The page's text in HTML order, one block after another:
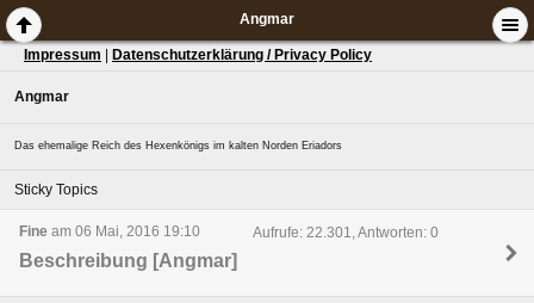
Angmar
Impressum Datenschutzerklärung / Privacy Policy
Angmar
Das ehemalige Reich des Hexenkönigs im kalten Norden Eriadors
Sticky Topics
Fine am 06 Mai, 2016 19:10 Aufrufe: 22.301, Antworten: 0
Beschreibung [Angmar]